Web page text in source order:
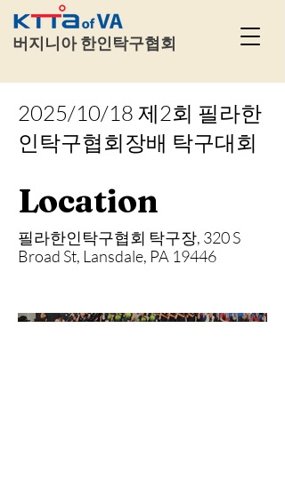
버지니아 한인탁구협회
2025/10/18 제2회 필라한
인탁구협회장배 탁구대회
Location
필라한인탁구협회 탁구장, 320 S
Broad St, Lansdale, PA 19446